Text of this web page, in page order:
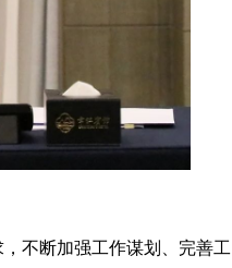
不断加强工作谋划、完善工